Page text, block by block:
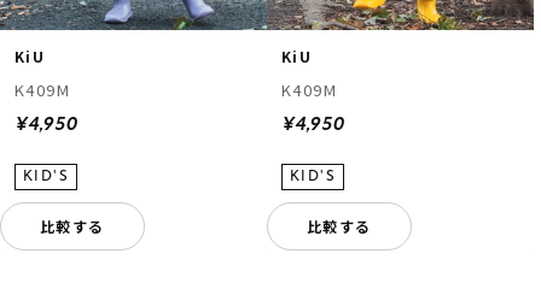
KiU
K409M
¥4,950
比較する
KiU
K409M
¥4,950
比較する